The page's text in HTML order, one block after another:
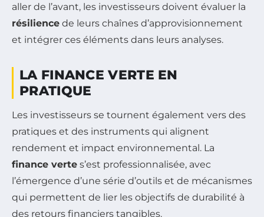
aller de l’avant, les investisseurs doivent évaluer la
résilience de leurs chaînes d’approvisionnement
et intégrer ces éléments dans leurs analyses.
LA FINANCE VERTE EN
PRATIQUE
Les investisseurs se tournent également vers des
pratiques et des instruments qui alignent
rendement et impact environnemental. La
finance verte s’est professionnalisée, avec
l’émergence d’une série d’outils et de mécanismes
qui permettent de lier les objectifs de durabilité à
des retours financiers tangibles.